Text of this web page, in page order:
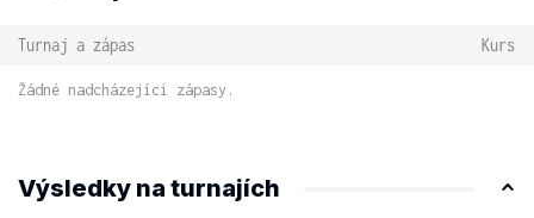
Turnaj a zápas Kurs
Žádné nadcházející zápasy.
Výsledky na turnajích